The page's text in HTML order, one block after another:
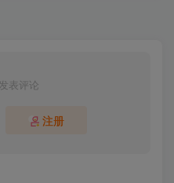
表评论
注册